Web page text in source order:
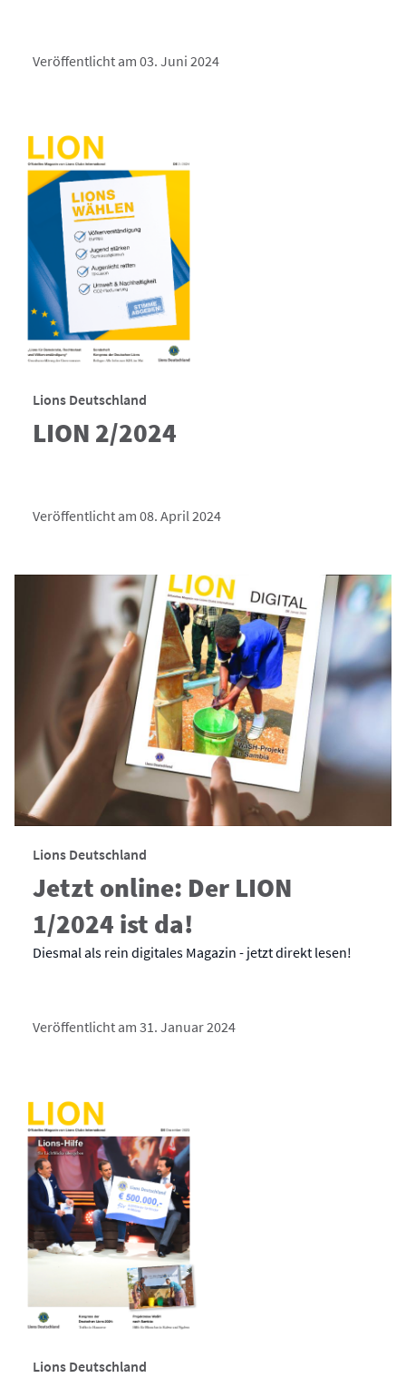
Veröffentlicht am 03. Juni 2024
Lions Deutschland
LION 2/2024
Veröffentlicht am 08. April 2024
Lions Deutschland
Jetzt online: Der LION
1/2024 ist da!
Diesmal als rein digitales Magazin - jetzt direkt lesen!
Veröffentlicht am 31. Januar 2024
Lions Deutschland